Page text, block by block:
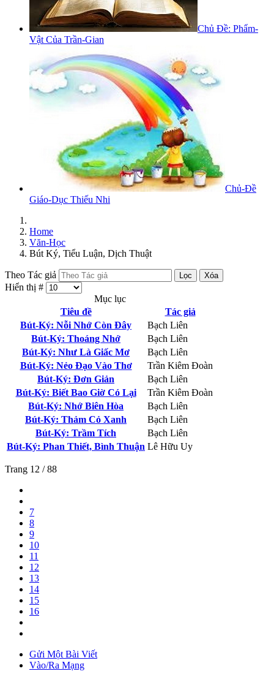
Chủ Đề: Phẩm-
Vật Của Trần-Gian
Chủ-Đề
Giáo-Dục Thiếu Nhi
Home
Văn-Học
Bút Ký, Tiểu Luận, Dịch Thuật
Theo Tác giả Lọc Xóa
Hiển thị #
Mục lục
Tiêu đề
Tác giả
Bút-Ký: Nỗi Nhớ Còn Đây
Bạch Liên
Bút-Ký: Thoáng Nhớ
Bạch Liên
Bút-Ký: Như Là Giấc Mơ
Bạch Liên
Bút-Ký: Nẻo Đạo Vào Thơ
Trần Kiêm Đoàn
Bút-Ký: Đơn Giản
Bạch Liên
Bút-Ký: Biết Bao Giờ Có Lại
Trần Kiêm Đoàn
Bút-Ký: Nhớ Biên Hòa
Bạch Liên
Bút-Ký: Thảm Cỏ Xanh
Bạch Liên
Bút-Ký: Trầm Tích
Bạch Liên
Bút-Ký: Phan Thiết, Bình Thuận Lê Hữu Uy
Trang 12 / 88
7
8
9
10
11
12
13
14
15
16
Gửi Một Bài Viết
Vào/Ra Mạng